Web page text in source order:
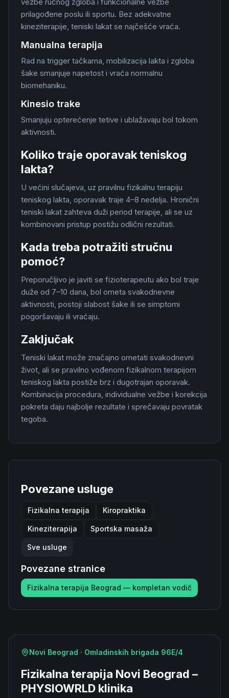
prilagođene poslu ili sportu. Bez adekvatne
kineziterapije, teniski lakat se najčešće vraća.
Manualna terapija
Rad na trigger tačkama, mobilizacija lakta i zgloba
šake smanjuje napetost i vraća normalnu
biomehaniku.
Kinesio trake
Smanjuju opterećenje tetive i ublažavaju bol tokom
aktivnosti.
Koliko traje oporavak teniskog
lakta?
U većini slučajeva, uz pravilnu fizikalnu terapiju
teniskog lakta, oporavak traje 4–8 nedelja. Hronični
teniski lakat zahteva duži period terapije, ali se uz
kombinovani pristup postižu odlični rezultati.
Kada treba potražiti stručnu
pomoć?
Preporučljivo je javiti se fizioterapeutu ako bol traje
duže od 7–10 dana, bol ometa svakodnevne
aktivnosti, postoji slabost šake ili se simptomi
pogoršavaju ili vraćaju.
Zaključak
Teniski lakat može značajno ometati svakodnevni
život, ali se pravilno vođenom fizikalnom terapijom
teniskog lakta postiže brz i dugotrajan oporavak.
Kombinacija procedura, individualne vežbe i korekcija
pokreta daju najbolje rezultate i sprečavaju povratak
tegoba.
Povezane usluge
Fizikalna terapija Kiropraktika
Kineziterapija Sportska masaža
Sve usluge
Povezane stranice
Fizikalna terapija Beograd — kompletan vodič
Novi Beograd · Omladinskih brigada 96E/4
Fizikalna terapija Novi Beograd –
PHYSIOWRLD klinika